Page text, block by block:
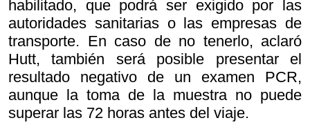
habilitado, que podrá ser exigido por las
autoridades sanitarias o las empresas de
transporte. En caso de no tenerlo, aclaró
Hutt, también será posible presentar el
resultado negativo de un examen PCR,
aunque la toma de la muestra no puede
superar las 72 horas antes del viaje.